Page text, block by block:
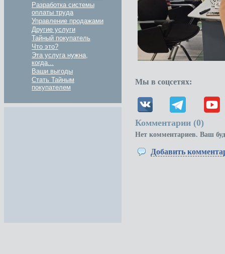
Разработка системы
оплаты труда
Управление продажами
Другие услуги
Тайный покупатель
Что это?
Эта услуга нужна,
когда...
Ваши выгоды
Стать Тайным
покупателем
Мы в соцсетях:
Комментарии (0)
Нет комментариев. Ваш
Добавить